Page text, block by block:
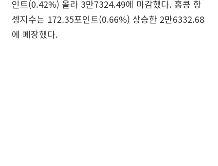
인트(0.42%) 올라 3만7324.49에 마감했다. 홍콩 항
셍지수는 172.35포인트(0.66%) 상승한 2만6332.68
에 폐장했다.